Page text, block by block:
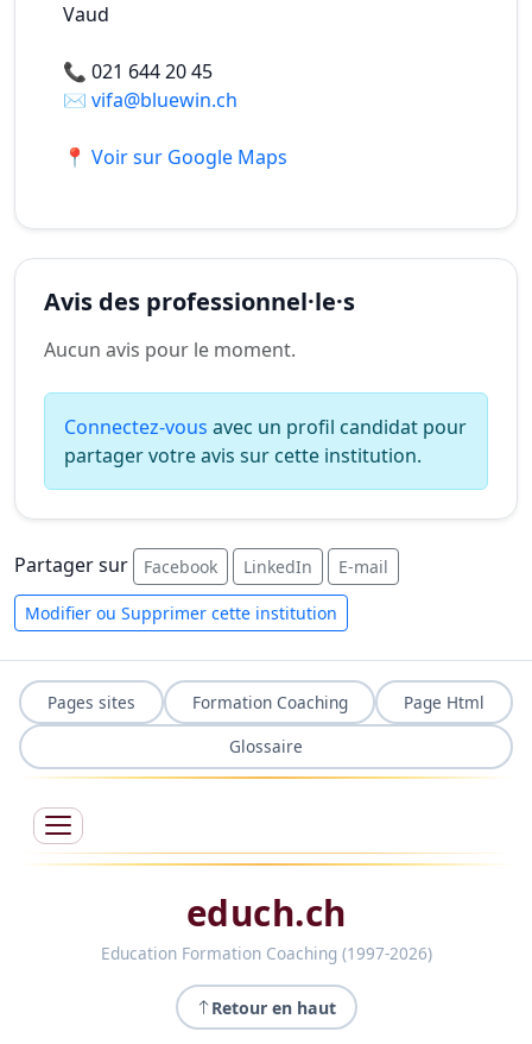
Vaud
📞 021 644 20 45
✉️ vifa@bluewin.ch
📍 Voir sur Google Maps
Avis des professionnel·le·s
Aucun avis pour le moment.
Connectez-vous avec un profil candidat pour
partager votre avis sur cette institution.
Partager sur Facebook LinkedIn E-mail
Modifier ou Supprimer cette institution
Pages sites Formation Coaching
Page Html
Glossaire
educh.ch
Education Formation Coaching (1997-2026)
Retour en haut